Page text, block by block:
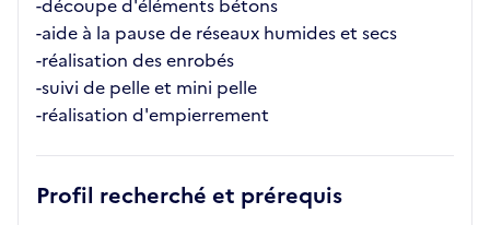
-découpe d'éléments bétons
-aide à la pause de réseaux humides et secs
-réalisation des enrobés
-suivi de pelle et mini pelle
-réalisation d'empierrement
Profil recherché et prérequis